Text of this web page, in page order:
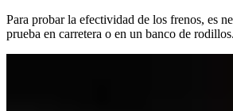
Para probar la efectividad de los frenos, es
prueba en carretera o en un banco de rodillos.